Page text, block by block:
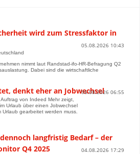
wird zum Stressfaktor in
05.08.2026 10:43
nimmt laut Randstad-ifo-HR-Befragung Q2
Dabei sind die wirtschaftliche
denkt eher an Jobwechsel
05.08.2026 06:55
von Indeed Mehr zeigt,
Urlaub über einen Jobwechsel
gearbeitet werden muss.
langfristig Bedarf – der
Q4 2025
04.08.2026 17:29